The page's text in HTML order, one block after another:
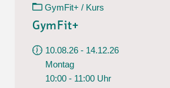
GymFit+ / Kurs
GymFit+
10.08.26 - 14.12.26
Montag
10:00 - 11:00 Uhr